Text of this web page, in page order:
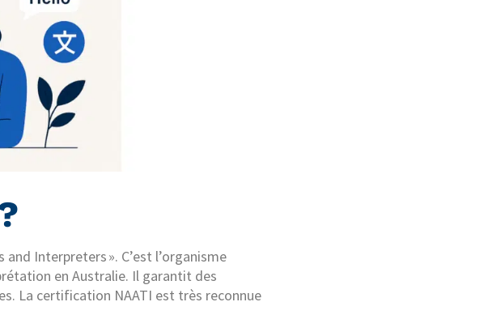
Interpreters ». C’est l’organisme
en Australie. Il garantit des
La certification NAATI est très reconnue